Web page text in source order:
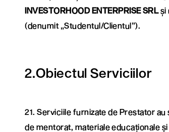
INVESTORHOOD ENTERPRISE SRLși
(denumit „Studentul/Clientul”).
2.Obiectul Serviciilor
21. Serviciile furnizate de Prestator
de mentorat, materiale educaționale